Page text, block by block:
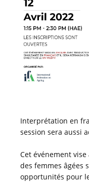
Interprétation en
session sera aussi
Cet événement
des femmes âgées
opportunités pour